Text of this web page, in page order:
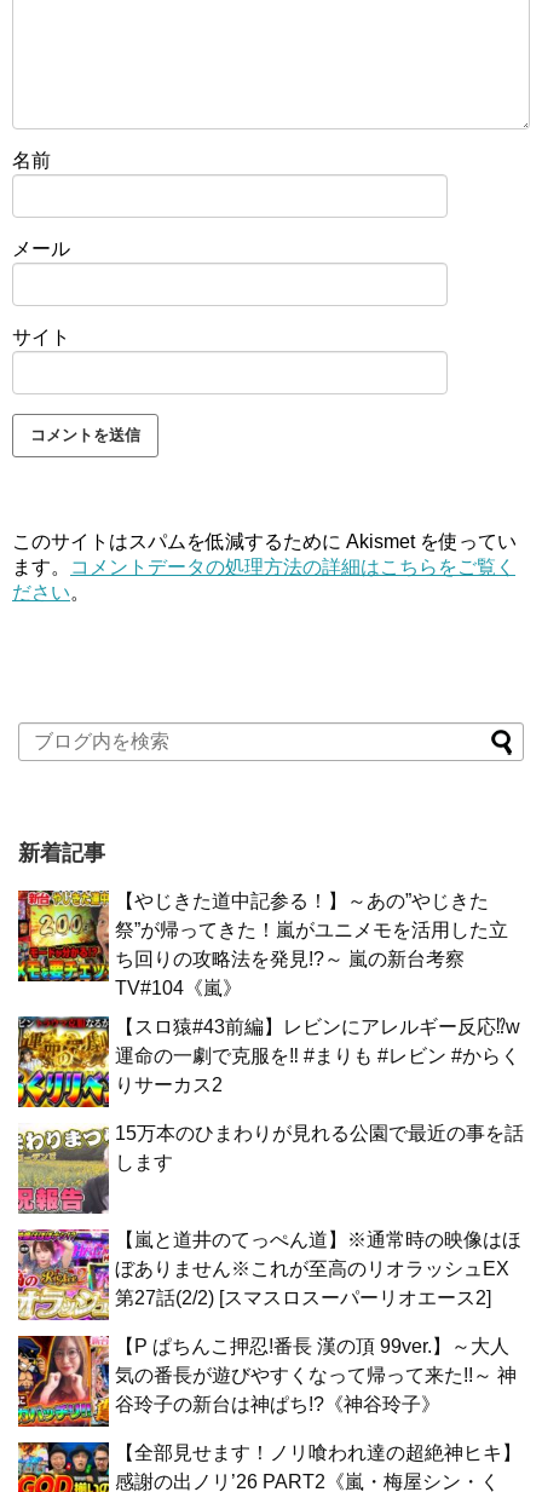
名前
メール
サイト
このサイトはスパムを低減するために Akismet を使ってい
ます。
コメントデータの処理方法の詳細はこちらをご覧く
ださい。
新着記事
【やじきた道中記参る！】～あの”やじきた
祭”が帰ってきた！嵐がユニメモを活用した立
ち回りの攻略法を発見!?～ 嵐の新台考察
TV#104《嵐》
【スロ猿#43前編】レビンにアレルギー反応⁉w
運命の一劇で克服を‼ #まりも #レビン #からく
りサーカス2
15万本のひまわりが見れる公園で最近の事を話
します
【嵐と道井のてっぺん道】※通常時の映像はほ
ぼありません※これが至高のリオラッシュEX
第27話(2/2) [スマスロスーパーリオエース2]
【P ぱちんこ押忍!番長 漢の頂 99ver.】～大人
気の番長が遊びやすくなって帰って来た!!～ 神
谷玲子の新台は神ぱち!?《神谷玲子》
【全部見せます！ノリ喰われ達の超絶神ヒキ】
感謝の出ノリ’26 PART2《嵐・梅屋シン・く